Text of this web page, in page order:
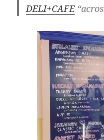
DELI+CAFE